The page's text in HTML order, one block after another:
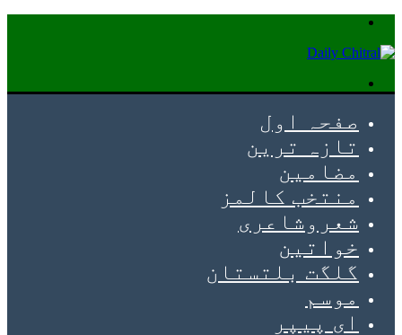
for
صفحہ اول
تازہ ترین
مضامین
منتخب کالمز
شعروشاعری
خواتین
گلگت بلتستان
موسم
ای پیپر